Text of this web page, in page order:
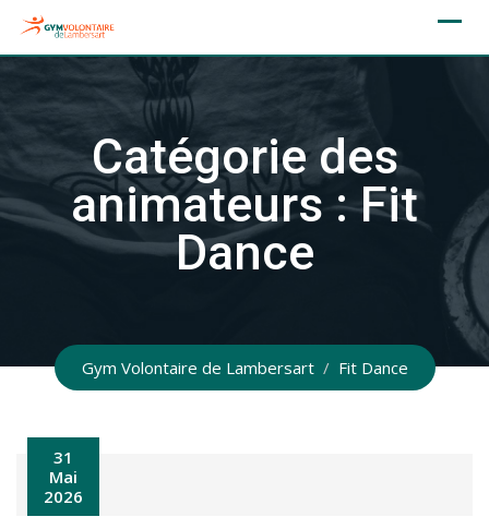
Skip
content
Catégorie des
animateurs :Fit
Dance
Gym Volontaire de Lambersart / Fit Dance
31
Mai
2026